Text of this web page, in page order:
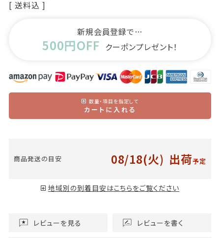
送料込
新規会員登録で…
500円OFF クーポンプレゼント！
数量・項目を指定して
カートに入れる
商品発送の目安 08/18(火) 出荷予定
地域別の到着目安はこちらをご覧ください
レビューを見る レビューを書く